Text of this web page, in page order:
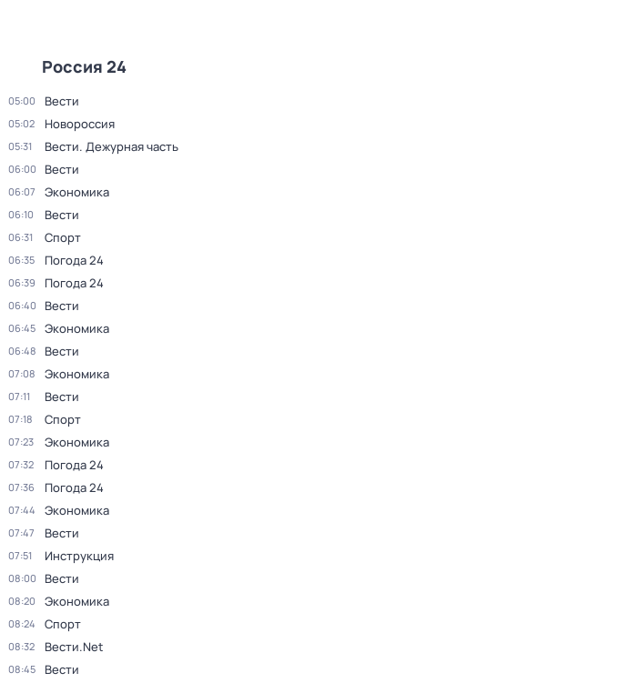
Россия 24
05:00 Вести
05:02 Новороссия
05:31 Вести. Дежурная часть
06:00 Вести
06:07 Экономика
06:10 Вести
06:31 Спорт
06:35 Погода 24
06:39 Погода 24
06:40 Вести
06:45 Экономика
06:48 Вести
07:08 Экономика
07:11 Вести
07:18 Спорт
07:23 Экономика
07:32 Погода 24
07:36 Погода 24
07:44 Экономика
07:47 Вести
07:51 Инструкция
08:00 Вести
08:20 Экономика
08:24 Спорт
08:32 Вести.Net
08:45 Вести